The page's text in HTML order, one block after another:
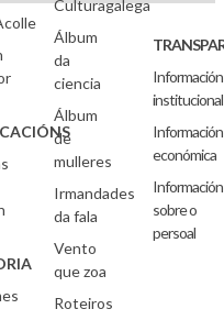
Culturagalega
Álbum
da
ciencia
Álbum
de
mulleres
Irmandades
da fala
Vento
que zoa
Roteiros
Información
institucional
Información
económica
Información
sobre o
persoal